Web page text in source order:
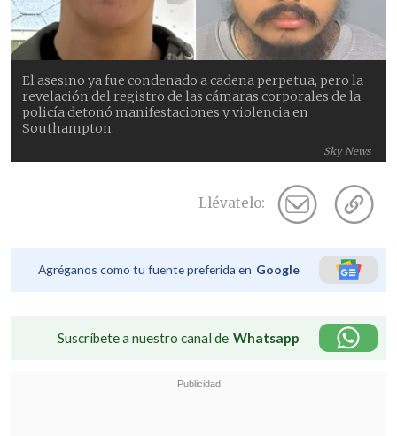
Sky News
El asesino ya fue condenado a cadena perpetua, pero la
revelación del registro de las cámaras corporales de la
policía detonó manifestaciones y violencia en
Southampton.
Llévatelo:
Agréganos como tu fuente preferida en Google
Suscríbete a nuestro canal de Whatsapp